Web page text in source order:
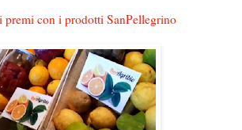
con i prodotti SanPellegrino